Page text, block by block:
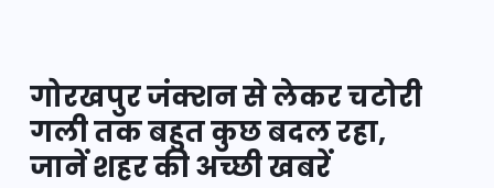
गोरखपुर जंक्शन से लेकर चटोरी
गली तक बहुत कुछ बदल रहा,
जानें शहर की अच्छी खबरें